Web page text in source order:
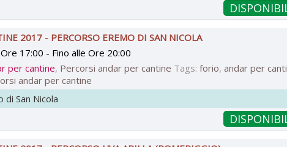
2017 - PERCORSO EREMO DI SAN NICOLA
17:00 - Finoalle Ore 20:00
per cantine, Percorsi andar per cantine Tags:forio,andar per
andar per cantine
San Nicola